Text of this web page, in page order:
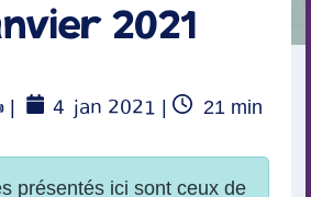
2021
4 jan 2021
Temps
21min